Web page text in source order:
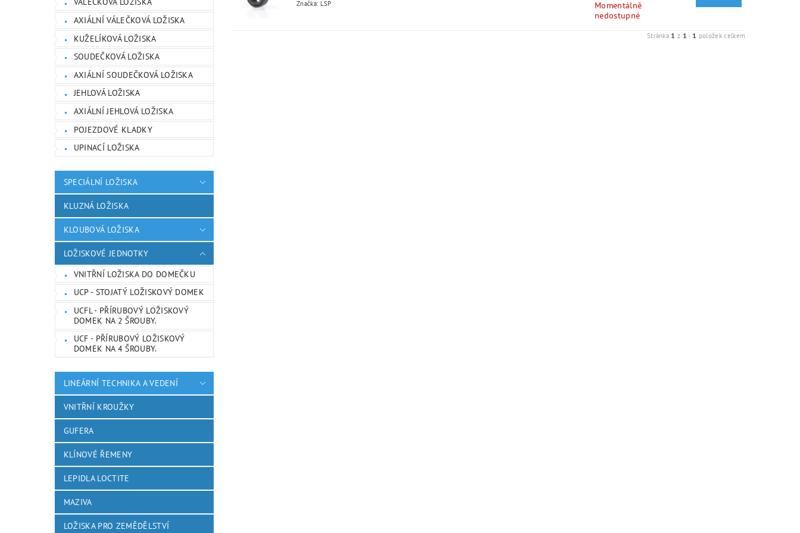
AXIÁLNÍ VÁLEČKOVÁ LOŽISKA
KUŽELÍKOVÁ LOŽISKA
SOUDEČKOVÁ LOŽISKA
AXIÁLNÍ SOUDEČKOVÁ LOŽISKA
JEHLOVÁ LOŽISKA
AXIÁLNÍ JEHLOVÁ LOŽISKA
POJEZDOVÉ KLADKY
UPINACÍ LOŽISKA
SPECIÁLNÍ LOŽISKA
KLUZNÁ LOŽISKA
KLOUBOVÁ LOŽISKA
LOŽISKOVÉ JEDNOTKY
VNITŘNÍ LOŽISKA DO DOMEČKU
UCP - STOJATÝ LOŽISKOVÝ DOMEK
UCFL - PŘÍRUBOVÝ LOŽISKOVÝ
DOMEK NA 2 ŠROUBY.
UCF - PŘÍRUBOVÝ LOŽISKOVÝ
DOMEK NA 4 ŠROUBY.
LINEÁRNÍ TECHNIKA A VEDENÍ
VNITŘNÍ KROUŽKY
GUFERA
KLÍNOVÉ ŘEMENY
LEPIDLA LOCTITE
MAZIVA
LOŽISKA PRO ZEMĚDĚLSTVÍ
Značka: LSP
Momentálně
nedostupné
Stránka 1 z 1 - 1 položek celkem